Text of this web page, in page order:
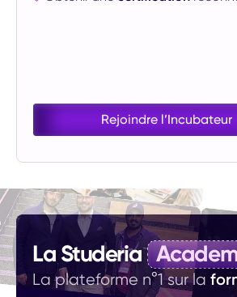
Rejoindre l’Incubateur
La Studeria
La plateforme n°1 sur la